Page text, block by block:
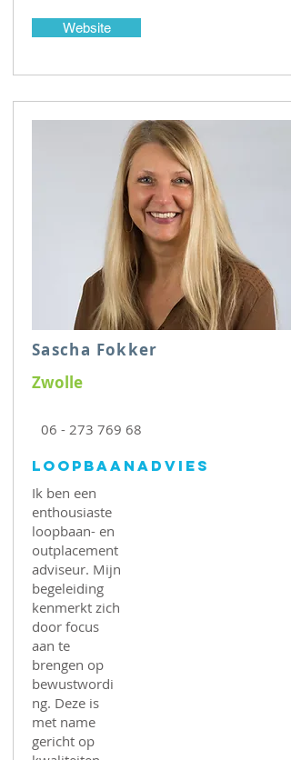
Website
Sascha Fokker
Zwolle
06 - 273 769 68
Loopbaanadvies
Ik ben een
enthousiaste
loopbaan- en
outplacement
adviseur. Mijn
begeleiding
kenmerkt zich
door focus
aan te
brengen op
bewustwordi
ng. Deze is
met name
gericht op